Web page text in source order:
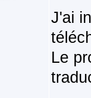
J'ai
Le